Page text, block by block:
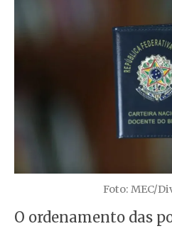
Foto: MEC/
O ordenamento das